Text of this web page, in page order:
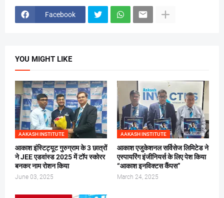
Facebook
YOU MIGHT LIKE
AAKASH INSTITUTE
आकाश इंस्टिट्यूट गुरुग्राम के 3 छात्रों
ने JEE एडवांस्ड 2025 में टॉप स्कोरर
बनकर नाम रोशन किया
June 03, 2025
AAKASH INSTITUTE
आकाश एजुकेशनल सर्विसेज लिमिटेड ने
एस्पायरिंग इंजीनियर्स के लिए पेश किया
“आकाश इनविक्टस कैंपस”
March 24, 2025